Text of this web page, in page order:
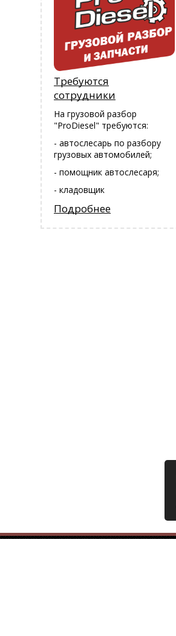
Требуются
сотрудники
На грузовой разбор
"ProDiesel" требуются:
- автослесарь по разбору
грузовых автомобилей;
- помощник автослесаря;
- кладовщик
Подробнее